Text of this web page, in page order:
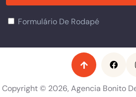
Formulário De Rodapé
Copyright © 2026, Agencia Bonito